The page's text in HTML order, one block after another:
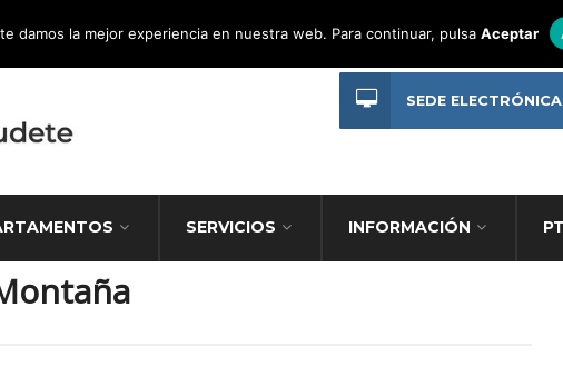
SERVICIOS INFORMACIÓN
SEDE ELECTRÓNICA
damos la mejor experiencia en nuestra web. Para continuar, pulsaAceptar